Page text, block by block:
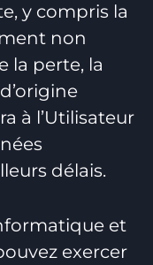
y compris la
non
la perte, la
à l’Utilisateur
délais.
et
exercer